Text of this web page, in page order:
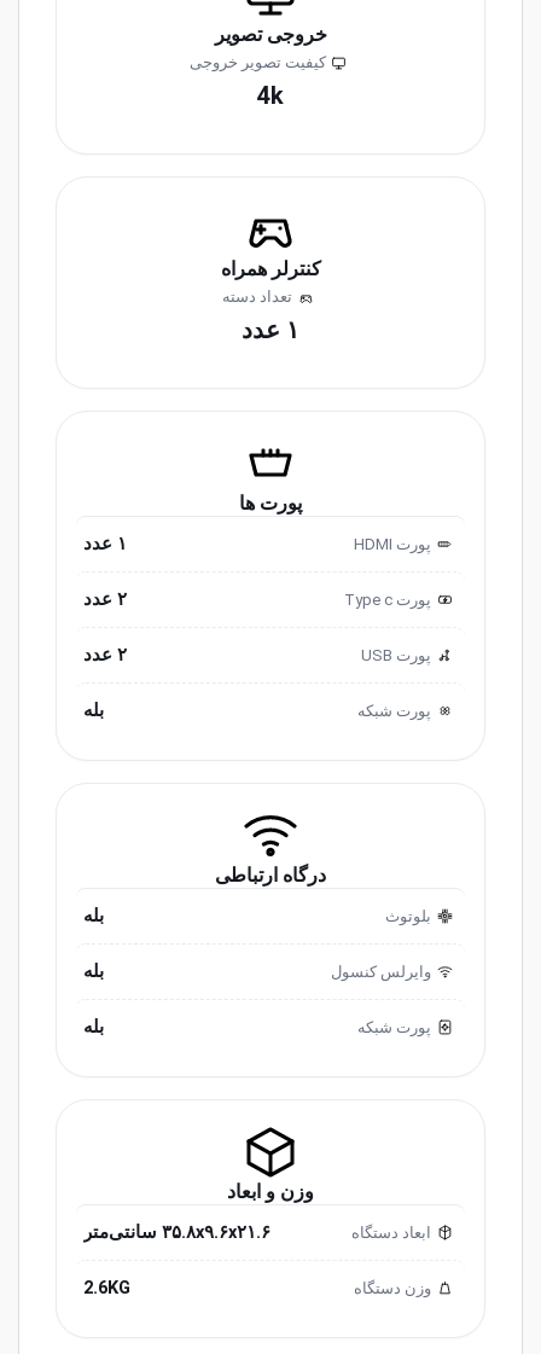
خروجی تصویر
کیفیت تصویر خروجی
4k
کنترلر همراه
تعداد دسته
۱ عدد
پورت ها
پورت HDMI ۱ عدد
پورت Type c ۲ عدد
پورت USB ۲ عدد
پورت شبکه بله
درگاه ارتباطی
بلوتوث بله
وایرلس کنسول بله
پورت شبکه بله
وزن و ابعاد
ابعاد دستگاه ۳۵.۸x۹.۶x۲۱.۶ سانتی‌متر
وزن دستگاه 2.6KG